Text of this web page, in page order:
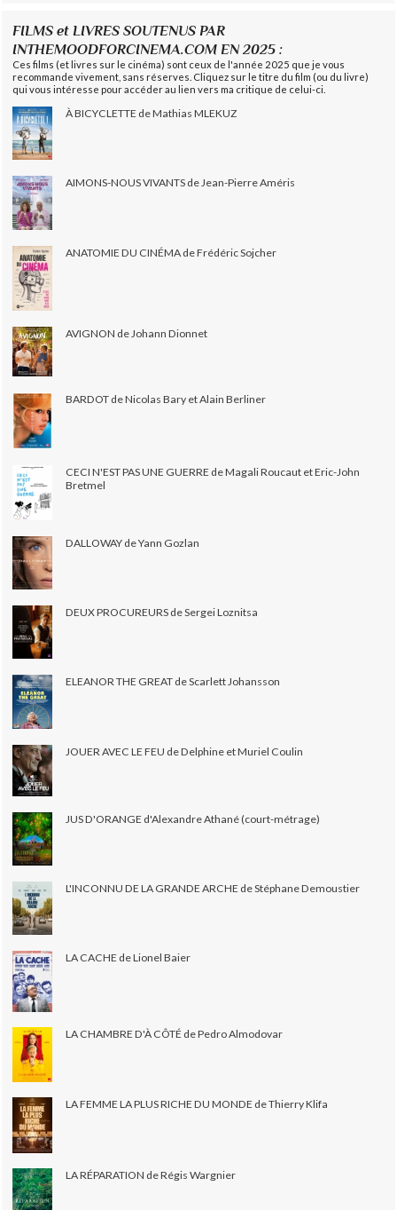
FILMS et LIVRES SOUTENUS PAR
INTHEMOODFORCINEMA.COM EN 2025 :
Ces films (et livres sur le cinéma) sont ceux de l'année 2025 que je vous
recommande vivement, sans réserves. Cliquez sur le titre du film (ou du livre)
qui vous intéresse pour accéder au lien vers ma critique de celui-ci.
À BICYCLETTE de Mathias MLEKUZ
AIMONS-NOUS VIVANTS de Jean-Pierre Améris
ANATOMIE DU CINÉMA de Frédéric Sojcher
AVIGNON de Johann Dionnet
BARDOT de Nicolas Bary et Alain Berliner
CECI N'EST PAS UNE GUERRE de Magali Roucaut et Eric-John
Bretmel
DALLOWAY de Yann Gozlan
DEUX PROCUREURS de Sergei Loznitsa
ELEANOR THE GREAT de Scarlett Johansson
JOUER AVEC LE FEU de Delphine et Muriel Coulin
JUS D'ORANGE d'Alexandre Athané (court-métrage)
L'INCONNU DE LA GRANDE ARCHE de Stéphane Demoustier
LA CACHE de Lionel Baier
LA CHAMBRE D'À CÔTÉ de Pedro Almodovar
LA FEMME LA PLUS RICHE DU MONDE de Thierry Klifa
LA RÉPARATION de Régis Wargnier